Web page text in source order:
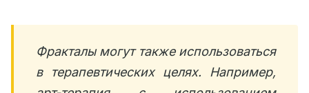
Фракталы могут также использоваться
в терапевтических целях. Например,